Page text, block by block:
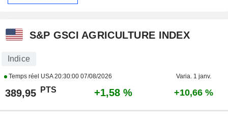
S&P GSCI AGRICULTURE INDEX
Indice
Temps réel USA20:30:00 07/08/2026 Varia. 1 janv.
389,95 PTS +1,58 % +10,66 %